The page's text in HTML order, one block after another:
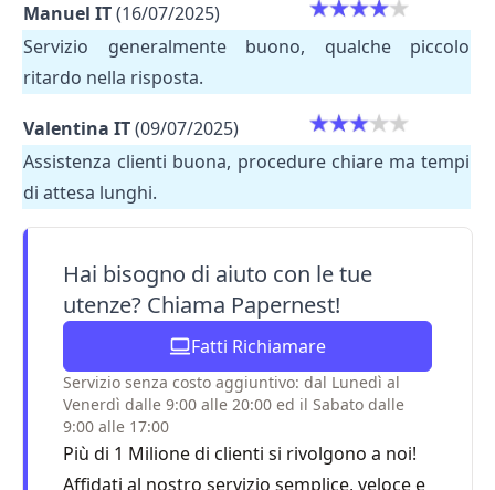
Manuel IT(16/07/2025)
Servizio generalmente buono, qualche piccolo
ritardo nella risposta.
Valentina IT(09/07/2025)
Assistenza clienti buona, procedure chiare ma tempi
di attesa lunghi.
Hai bisogno di aiuto con le tue
utenze? Chiama Papernest!
Fatti Richiamare
Servizio senza costo aggiuntivo: dal Lunedì al
Venerdì dalle 9:00 alle 20:00 ed il Sabato dalle
9:00 alle 17:00
Più di 1 Milione di clienti si rivolgono a noi!
Affidati al nostro servizio semplice, veloce e